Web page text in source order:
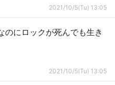
2021/10/5(Tu) 13:05
のにロックが死んでも生き
2021/10/5(Tu) 13:05